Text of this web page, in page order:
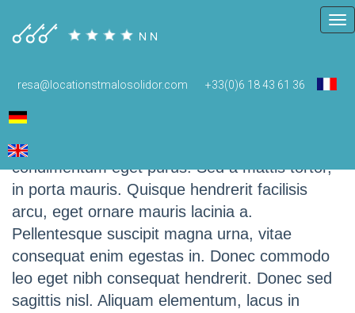
resa@locationstmalosolidor.com +33(0)6 18 43 61 36
Label
In nisi diam; semper sit amet convallis vitae,
condimentum eget purus. Sed a mattis tortor,
in porta mauris. Quisque hendrerit facilisis
arcu, eget ornare mauris lacinia a.
Pellentesque suscipit magna urna, vitae
consequat enim egestas in. Donec commodo
leo eget nibh consequat hendrerit. Donec sed
sagittis nisl. Aliquam elementum, lacus in